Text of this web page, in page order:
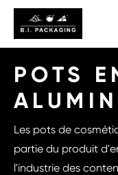
POTS
Les pots de
partie du produit
l'industrie des